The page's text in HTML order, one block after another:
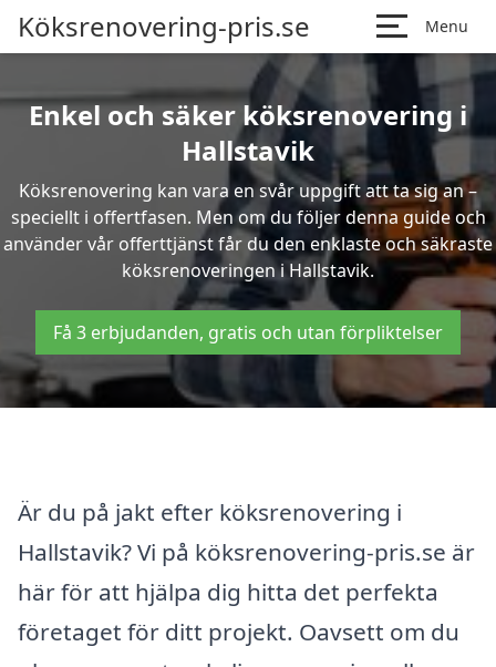
Köksrenovering-pris.se Menu
Enkel och säker köksrenovering i
Hallstavik
Köksrenovering kan vara en svår uppgift att ta sig an –
speciellt i offertfasen. Men om du följer denna guide och
använder vår offerttjänst får du den enklaste och säkraste
köksrenoveringen i Hallstavik.
Få 3 erbjudanden, gratis och utan förpliktelser
Är du på jakt efter köksrenovering i
Hallstavik? Vi på köksrenovering-pris.se är
här för att hjälpa dig hitta det perfekta
företaget för ditt projekt. Oavsett om du